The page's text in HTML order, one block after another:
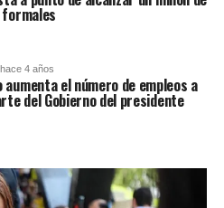
hace 4 años
el número de empleos a
del Gobierno del presidente